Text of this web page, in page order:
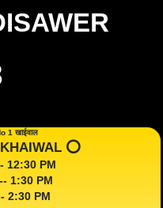
1 खाईवाल
⭕️
12:30 PM
1:30 PM
2:30 PM